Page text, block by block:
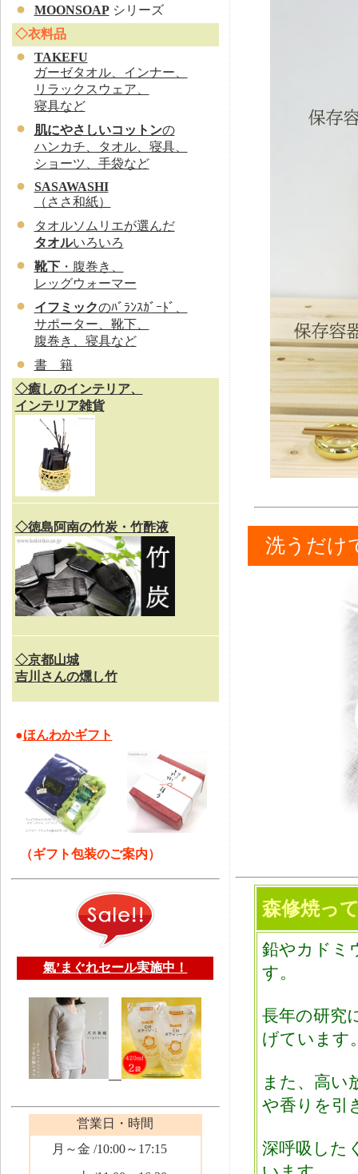
MOONSOAP シリーズ
◇衣料品
TAKEFU
ガーゼタオル、インナー、
リラックスウェア、
寝具など
肌にやさしいコットンの
ハンカチ、タオル、寝具、
ショーツ、手袋など
SASAWASHI
（ささ和紙）
タオルソムリエが選んだ
タオルいろいろ
靴下・腹巻き、
レッグウォーマー
イフミックのﾊﾞﾗﾝｽｶﾞｰﾄﾞ、
サポーター、靴下、
腹巻き、寝具など
書 籍
◇癒しのインテリア、
インテリア雑貨
◇徳島阿南の竹炭・竹酢液
◇京都山城
吉川さんの燻し竹
●ほんわかギフト
（ギフト包装のご案内）
氣’まぐれセール実施中！
営業日・時間
月～金 /10:00～17:15
洗うだけ
森修焼っ
鉛やカドミ
す。
長年の研究
げています
また、高い
や香りを引
深呼吸した